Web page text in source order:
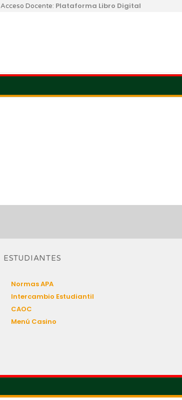
Acceso Docente: Plataforma Libro Digital
ESTUDIANTES
Normas APA
Intercambio Estudiantil
CAOC
Menú Casino